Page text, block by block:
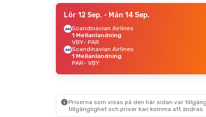
Lör 12 Sep. - Mån 14 Sep.
Scandinavian Airlines
1 Mellanlandning
VBY- PAR
Scandinavian Airlines
1 Mellanlandning
PAR- VBY
Priserna som visas på den här sidan var
tillgänglighet och priser kan komma att ändras.